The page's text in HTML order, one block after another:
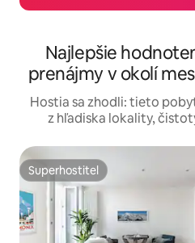
Najlepšie
prenájmy v okolí
Hostia sa zhodli: tieto
z hľadiska lokality,
Superhostiteľ
Superhostiteľ